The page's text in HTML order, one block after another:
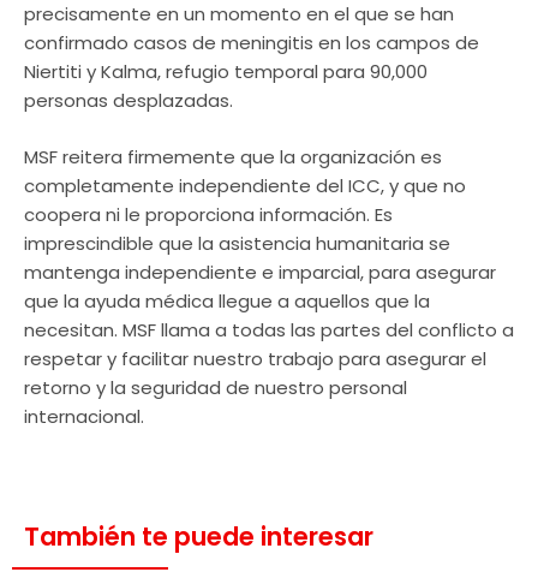
precisamente en un momento en el que se han
confirmado casos de meningitis en los campos de
Niertiti y Kalma, refugio temporal para 90,000
personas desplazadas.
MSF reitera firmemente que la organización es
completamente independiente del ICC, y que no
coopera ni le proporciona información. Es
imprescindible que la asistencia humanitaria se
mantenga independiente e imparcial, para asegurar
que la ayuda médica llegue a aquellos que la
necesitan. MSF llama a todas las partes del conflicto a
respetar y facilitar nuestro trabajo para asegurar el
retorno y la seguridad de nuestro personal
internacional.
También te puede interesar